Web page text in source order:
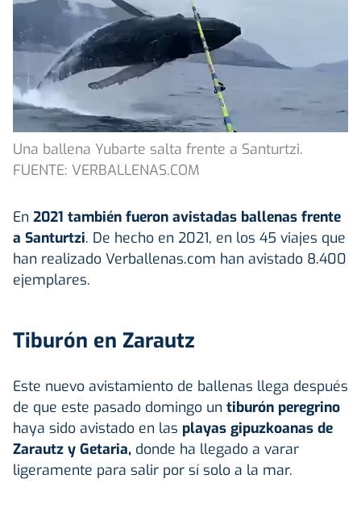
Una ballena Yubarte salta frente a Santurtzi.
FUENTE: VERBALLENAS.COM
En 2021 también fueron avistadas ballenas frente
a Santurtzi. De hecho en 2021, en los 45 viajes que
han realizado Verballenas.com han avistado 8.400
ejemplares.
Tiburón en Zarautz
Este nuevo avistamiento de ballenas llega después
de que este pasado domingo un tiburón peregrino
haya sido avistado en las playas gipuzkoanas de
Zarautz y Getaria, donde ha llegado a varar
ligeramente para salir por sí solo a la mar.